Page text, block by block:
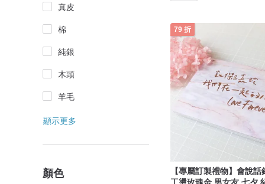
真皮
棉
純銀
木頭
羊毛
顯示更多
顏色
79 折
【專屬訂製禮物】會說